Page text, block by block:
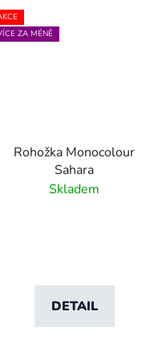
ZA MÉNĚ
Rohožka Monocolour
Sahara
Skladem
DETAIL